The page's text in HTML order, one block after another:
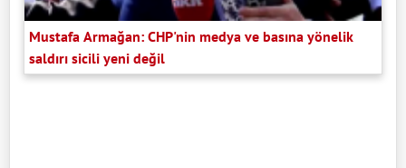
Mustafa Armağan: CHP'nin medya ve basına yönelik
saldırı sicili yeni değil